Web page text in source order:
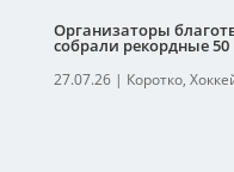
Организаторы
собрали рекордные
27.07.26| Коротко,